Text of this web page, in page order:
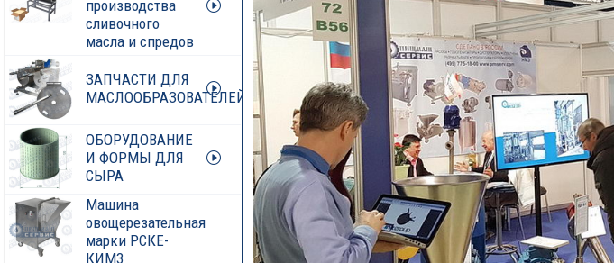
производства
сливочного
масла и спредов
ЗАПЧАСТИ ДЛЯ
МАСЛООБРАЗОВАТЕЛЕЙ
ОБОРУДОВАНИЕ
И ФОРМЫ ДЛЯ
СЫРА
Машина
овощерезательная
марки РСКЕ-
КИМ3